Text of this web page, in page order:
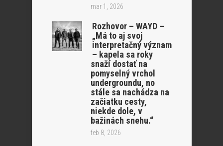
mar 1, 2026
Rozhovor – WAYD –
„Má to aj svoj
interpretačný význam
– kapela sa roky
snaží dostať na
pomyselný vrchol
undergroundu, no
stále sa nachádza na
začiatku cesty,
niekde dole, v
bažinách snehu.“
feb 8, 2026